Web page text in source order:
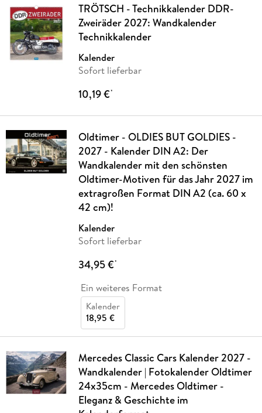
TRÖTSCH - Technikkalender DDR-
Zweiräder 2027: Wandkalender
Technikkalender
Kalender
Sofort lieferbar
10,19 €*
Oldtimer - OLDIES BUT GOLDIES -
2027 - Kalender DIN A2: Der
Wandkalender mit den schönsten
Oldtimer-Motiven für das Jahr 2027 im
extragroßen Format DIN A2 (ca. 60 x
42 cm)!
Kalender
Sofort lieferbar
34,95 €*
Ein weiteres Format
Kalender
18,95 €
Mercedes Classic Cars Kalender 2027 -
Wandkalender | Fotokalender Oldtimer
24x35cm - Mercedes Oldtimer -
Eleganz & Geschichte im